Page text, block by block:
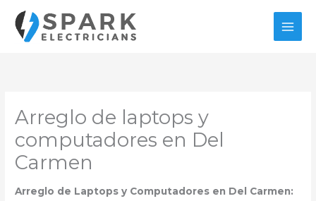
contenido
Arreglo de laptops y
computadores en Del
Carmen
Arreglo de Laptops y Computadores en Del Carmen: